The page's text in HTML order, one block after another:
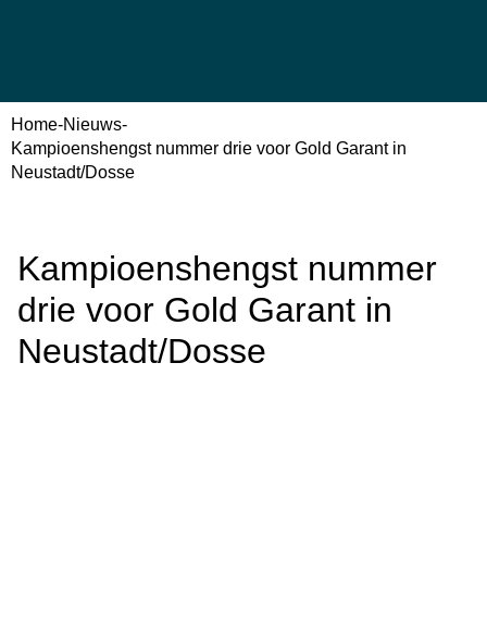
Home-Nieuws-
Kampioenshengst nummer drie voor Gold Garant in
Neustadt/Dosse
Kampioenshengst nummer
drie voor Gold Garant in
Neustadt/Dosse